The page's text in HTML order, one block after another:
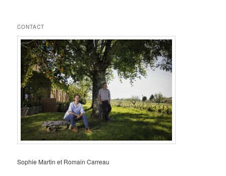
CONTACT
Sophie Martin et Romain Carreau